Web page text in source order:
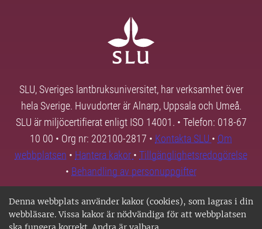
Denna webbplats använder kakor (cookies), som lagras i din
webbläsare. Vissa kakor är nödvändiga för att webbplatsen
SLU, Sveriges lantbruksuniversitet, har verksamhet över
hela Sverige. Huvudorter är Alnarp, Uppsala och Umeå.
SLU är miljöcertifierat enligt ISO 14001. • Telefon: 018-67
10 00 • Org nr: 202100-2817 • Kontakta SLU • Om
webbplatsen • Hantera kakor • Tillgänglighetsredogörelse
• Behandling av personuppgifter